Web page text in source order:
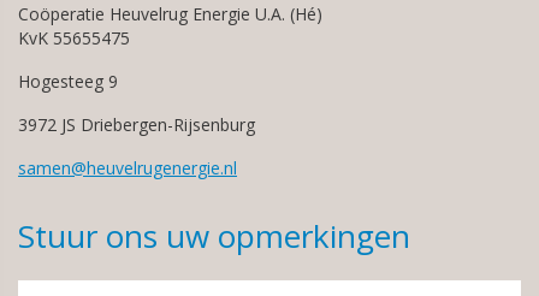
Coöperatie Heuvelrug Energie U.A. (Hé)
KvK 55655475
Hogesteeg 9
3972 JS Driebergen-Rijsenburg
samen@heuvelrugenergie.nl
Stuur ons uw opmerkingen